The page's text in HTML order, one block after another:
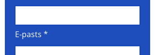
E-pasts